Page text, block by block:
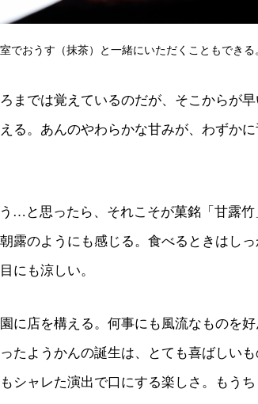
でおうす（抹茶）と一緒にいただくこともできる
までは覚えているのだが、そこからが
る。あんのやわらかな甘みが、わずか
…と思ったら、それこそが菓銘「甘露
露のようにも感じる。食べるときはし
にも涼しい。
に店を構える。何事にも風流なものを
たようかんの誕生は、とても喜ばしい
シャレた演出で口にする楽しさ。もう